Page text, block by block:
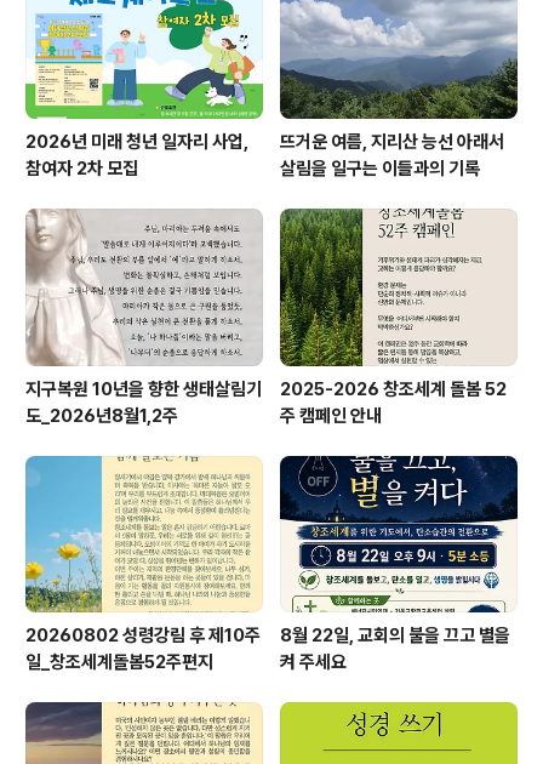
희는 능력을 받고, 예루살렘과 온 유대와 사마리아에서, 그
리고 마침..
2026년 미래 청년 일자리 사업,
참여자 2차 모집
뜨거운 여름, 지리산 능선 아래서
살림을 일구는 이들과의 기록
지구복원 10년을 향한 생태살림기
도_2026년8월1,2주
2025-2026 창조세계 돌봄 52
주 캠페인 안내
20260802 성령강림 후 제10주
일_창조세계돌봄52주편지
8월 22일, 교회의 불을 끄고 별을
켜 주세요